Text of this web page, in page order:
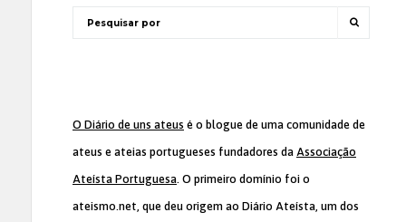
O Diário de uns ateus é o blogue de uma comunidade de
ateus e ateias portugueses fundadores da Associação
Ateísta Portuguesa. O primeiro domínio foi o
ateismo.net, que deu origem ao Diário Ateísta, um dos